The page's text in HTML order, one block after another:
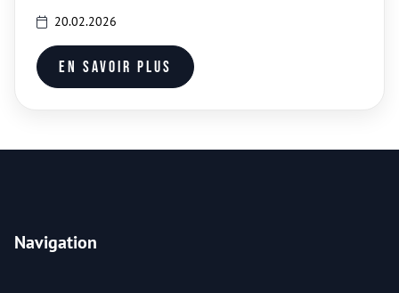
l’honneur dans une revue majeure en
science des matériaux
20.02.2026
En savoir plus
Navigation